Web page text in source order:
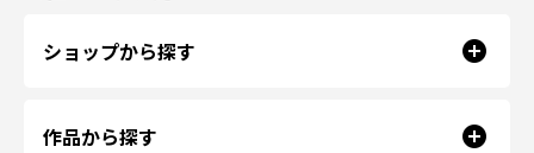
ショップから探す
作品から探す